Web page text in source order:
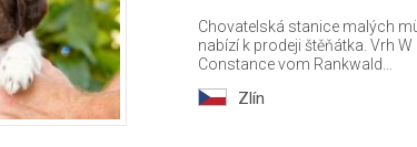
Chovatelská stanice malých
nabízí k prodeji štěňátka. Vrh
Constance vom Rankwald...
Zlín